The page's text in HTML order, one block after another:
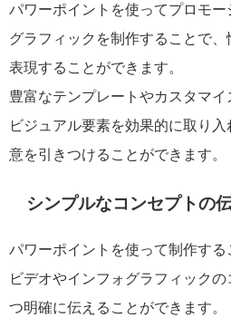
パワーポイントを使ってプロモ
グラフィックを制作することで
表現することができます。
豊富なテンプレートやカスタマイ
ビジュアル要素を効果的に取り
意を引きつけることができます。
シンプルなコンセプトの
パワーポイントを使って制作す
ビデオやインフォグラフィック
つ明確に伝えることができます。